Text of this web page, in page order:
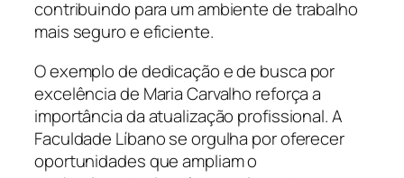
contribuindo para um ambiente de trabalho
mais seguro e eficiente.
O exemplo de dedicação e de busca por
excelência de Maria Carvalho reforça a
importância da atualização profissional. A
Faculdade Líbano se orgulha por oferecer
oportunidades que ampliam o